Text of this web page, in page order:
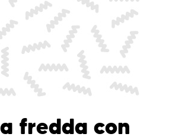
fredda con